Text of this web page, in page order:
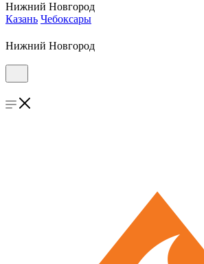
Нижний Новгород
Казань Чебоксары
Нижний Новгород